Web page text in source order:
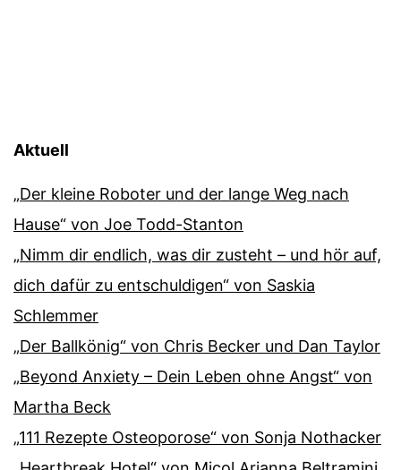
Aktuell
„Der kleine Roboter und der lange Weg nach
Hause“ von Joe Todd-Stanton
„Nimm dir endlich, was dir zusteht – und hör auf,
dich dafür zu entschuldigen“ von Saskia
Schlemmer
„Der Ballkönig“ von Chris Becker und Dan Taylor
„Beyond Anxiety – Dein Leben ohne Angst“ von
Martha Beck
„111 Rezepte Osteoporose“ von Sonja Nothacker